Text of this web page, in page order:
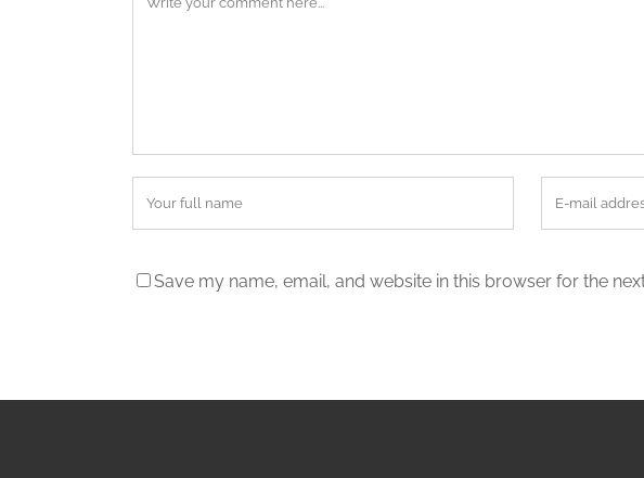
Save my name, email, and website in this browser for the